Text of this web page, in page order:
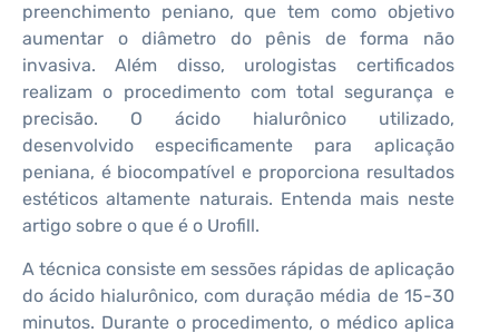
preenchimento peniano, que tem como objetivo
aumentar o diâmetro do pênis de forma não
invasiva. Além disso, urologistas certificados
realizam o procedimento com total segurança e
precisão. O ácido hialurônico utilizado,
desenvolvido especificamente para aplicação
peniana, é biocompatível e proporciona resultados
estéticos altamente naturais. Entenda mais neste
artigo sobre o que é o Urofill.
A técnica consiste em sessões rápidas de aplicação
do ácido hialurônico, com duração média de 15-30
minutos. Durante o procedimento, o médico aplica